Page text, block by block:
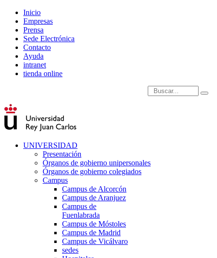
Inicio
Empresas
Prensa
Sede Electrónica
Contacto
Ayuda
intranet
tienda online
Introduce términos de
UNIVERSIDAD
Presentación
Órganos de gobierno unipersonales
Órganos de gobierno colegiados
Campus
Campus de Alcorcón
Campus de Aranjuez
Campus de
Fuenlabrada
Campus de Móstoles
Campus de Madrid
Campus de Vicálvaro
sedes